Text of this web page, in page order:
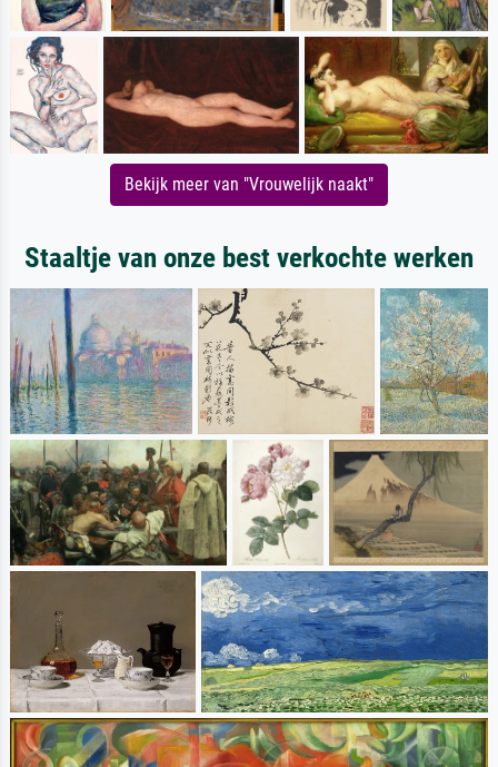
Bekijk meer van "Vrouwelijk naakt"
Staaltje van onze best verkochte werken